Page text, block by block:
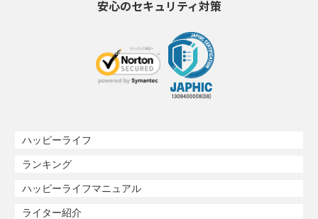
安心のセキュリティ対策
ハッピーライフ
ランキング
ハッピーライフマニュアル
ライター紹介